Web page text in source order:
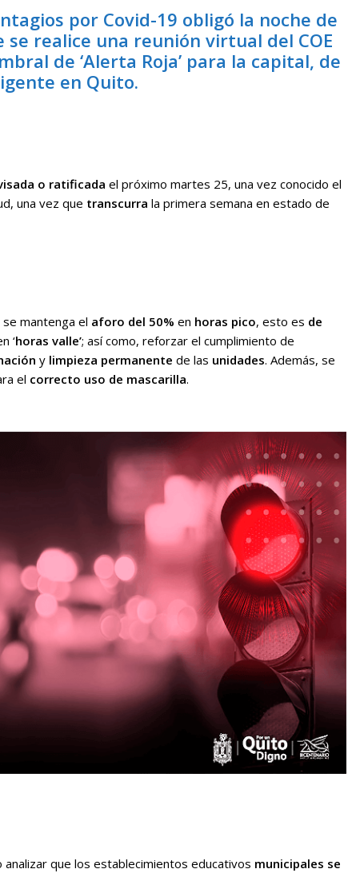
por Covid-19 obligó la noche de
realice una reunión virtual del COE
de ‘Alerta Roja’ para la capital, de
en Quito.
o ratificada el próximo martes 25, una vez conocido el
una vez que transcurra la primera semana en estado de
mantenga el aforo del 50% en horas pico, esto es de
‘horas valle’; así como, reforzar el cumplimiento de
y limpieza permanente de las unidades. Además, se
el correcto uso de mascarilla.
analizar que los establecimientos educativos municipales se